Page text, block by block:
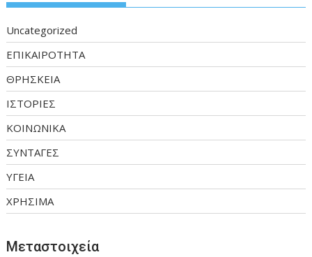
Uncategorized
ΕΠΙΚΑΙΡΟΤΗΤΑ
ΘΡΗΣΚΕΙΑ
ΙΣΤΟΡΙΕΣ
ΚΟΙΝΩΝΙΚΑ
ΣΥΝΤΑΓΕΣ
ΥΓΕΙΑ
ΧΡΗΣΙΜΑ
Μεταστοιχεία